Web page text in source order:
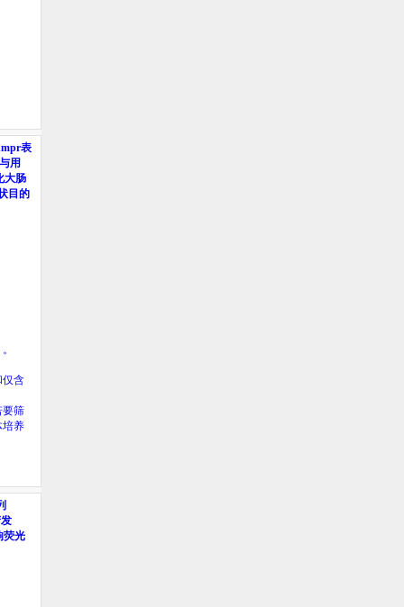
r表
用
大肠
目的
仅含
要筛
培养
荧光